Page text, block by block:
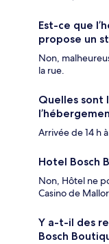
Est-ce que
propose un
Non,
la rue.
Quelles sont
Arrivée de 14 h
Hotel Bosch
Non, Hôtel ne
Casino de
Y a-t-il des
Bosch